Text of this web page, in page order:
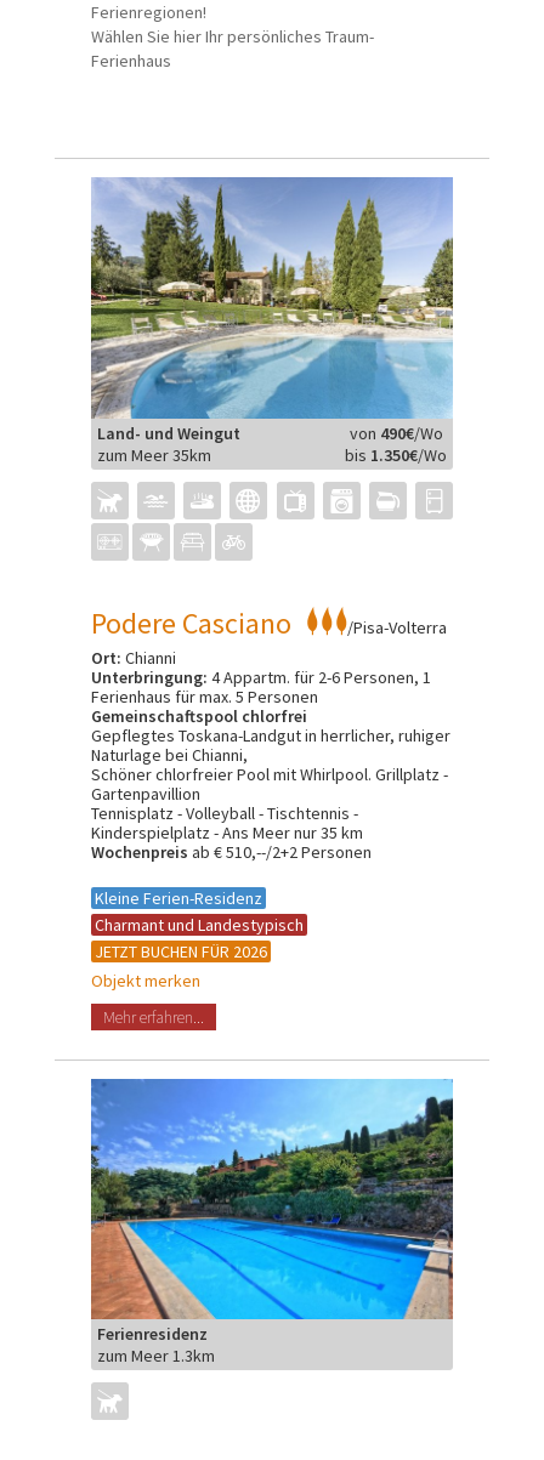
Ferienregionen!
Wählen Sie hier Ihr persönliches Traum-
Ferienhaus
Land- und Weingut von 490€/Wo
bis 1.350€/Wo
zum Meer 35km
Podere Casciano
/Pisa-Volterra
Ort: Chianni
Unterbringung: 4 Appartm. für 2-6 Personen, 1
Ferienhaus für max. 5 Personen
Gemeinschaftspool chlorfrei
Gepflegtes Toskana-Landgut in herrlicher, ruhiger
Naturlage bei Chianni,
Schöner chlorfreier Pool mit Whirlpool. Grillplatz -
Gartenpavillion
Tennisplatz - Volleyball - Tischtennis -
Kinderspielplatz - Ans Meer nur 35 km
Wochenpreis ab € 510,--/2+2 Personen
Kleine Ferien-Residenz
Charmant und Landestypisch
JETZT BUCHEN FÜR 2026
Objekt merken
Mehr erfahren...
Ferienresidenz
zum Meer 1.3km